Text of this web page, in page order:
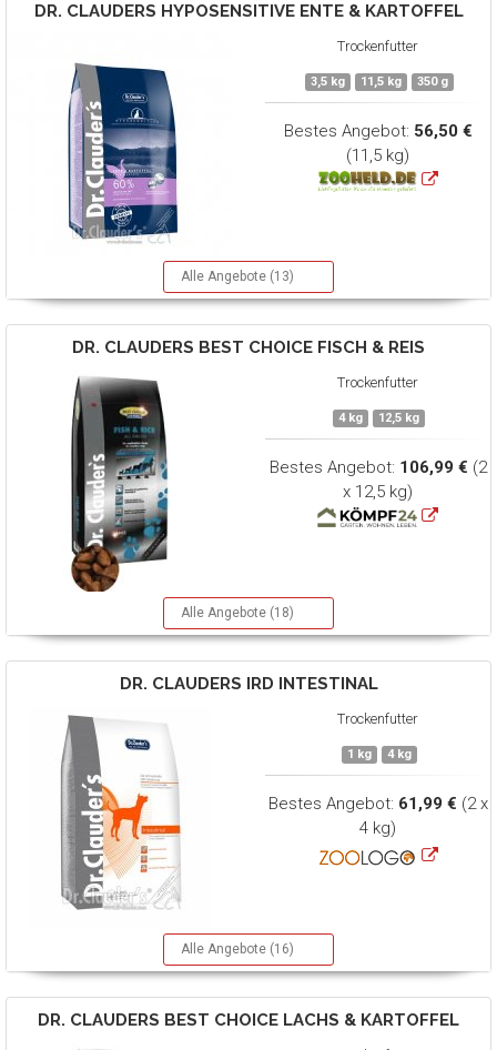
DR. CLAUDERS HYPOSENSITIVE ENTE & KARTOFFEL
Trockenfutter
3,5 kg 11,5 kg 350 g
Bestes Angebot: 56,50 €
(11,5 kg)
Alle Angebote (13)
DR. CLAUDERS BEST CHOICE FISCH & REIS
Trockenfutter
4 kg 12,5 kg
Bestes Angebot: 106,99 € (2
x 12,5 kg)
Alle Angebote (18)
DR. CLAUDERS IRD INTESTINAL
Trockenfutter
1 kg 4 kg
Bestes Angebot: 61,99 € (2 x
4 kg)
Alle Angebote (16)
DR. CLAUDERS BEST CHOICE LACHS & KARTOFFEL